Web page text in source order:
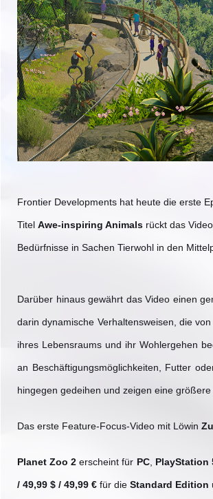
Frontier Developments hat heute die erste
Titel Awe-inspiring Animals rückt das
Bedürfnisse in Sachen Tierwohl in den
Darüber hinaus gewährt das Video einen
darin dynamische Verhaltensweisen, die
ihres Lebensraums und ihr Wohlergehen
an Beschäftigungsmöglichkeiten, Futter
hingegen gedeihen und zeigen eine
Das erste Feature-Focus-Video mit Löwin
Planet Zoo 2 erscheint für PC, PlayStation
/ 49,99 $ / 49,99 € für die Standard Edition